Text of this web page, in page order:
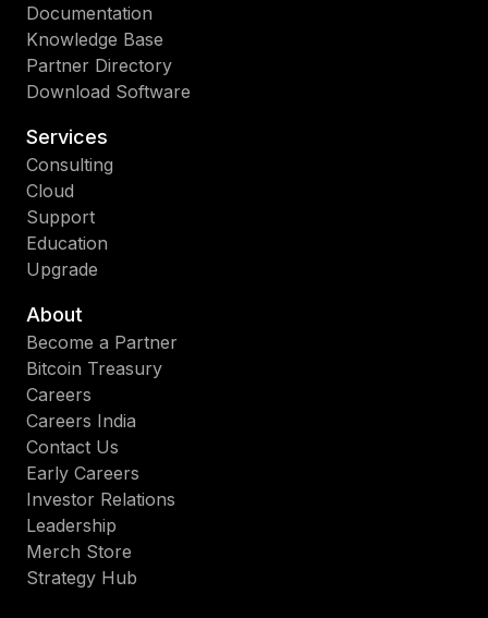
Documentation
Knowledge Base
Partner Directory
Download Software
Services
Consulting
Cloud
Support
Education
Upgrade
About
Become a Partner
Bitcoin Treasury
Careers
Careers India
Contact Us
Early Careers
Investor Relations
Leadership
Merch Store
Strategy Hub